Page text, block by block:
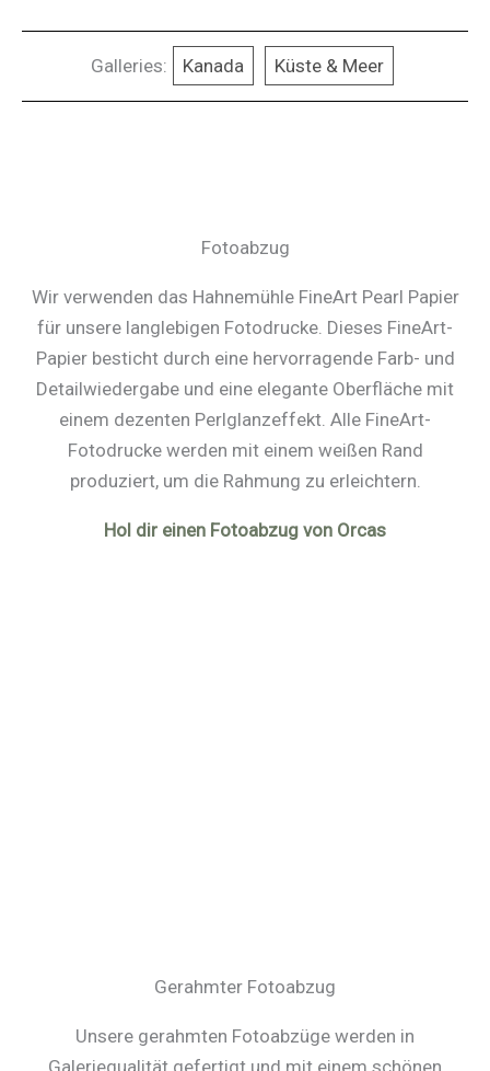
Galleries: Kanada Küste & Meer
Fotoabzug
Wir verwenden das Hahnemühle FineArt Pearl Papier
für unsere langlebigen Fotodrucke. Dieses FineArt-
Papier besticht durch eine hervorragende Farb- und
Detailwiedergabe und eine elegante Oberfläche mit
einem dezenten Perlglanzeffekt. Alle FineArt-
Fotodrucke werden mit einem weißen Rand
produziert, um die Rahmung zu erleichtern.
Hol dir einen Fotoabzug von Orcas
Gerahmter Fotoabzug
Unsere gerahmten Fotoabzüge werden in
Galeriequalität gefertigt und mit einem schönen